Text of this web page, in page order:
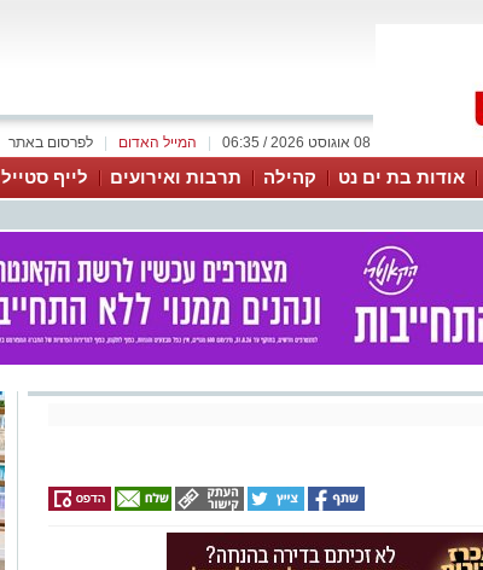
לפרסום באתר המייל האדום 08 אוגוסט 2026 / 06:35
אודות בת ים נט קהילה תרבות ואירועים לייף סטייל